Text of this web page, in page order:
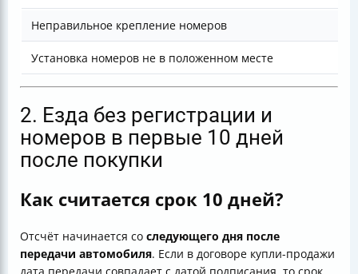
Неправильное крепление номеров
Установка номеров не в положенном месте
2. Езда без регистрации и
номеров в первые 10 дней
после покупки
Как считается срок 10 дней?
Отсчёт начинается со следующего дня после
передачи автомобиля. Если в договоре купли-продажи
дата передачи совпадает с датой подписания, то срок